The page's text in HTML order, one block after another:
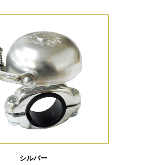
シルバー